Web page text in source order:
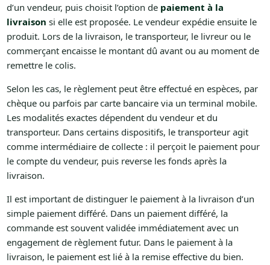
d’un vendeur, puis choisit l’option de paiement à la
livraison si elle est proposée. Le vendeur expédie ensuite le
produit. Lors de la livraison, le transporteur, le livreur ou le
commerçant encaisse le montant dû avant ou au moment de
remettre le colis.
Selon les cas, le règlement peut être effectué en espèces, par
chèque ou parfois par carte bancaire via un terminal mobile.
Les modalités exactes dépendent du vendeur et du
transporteur. Dans certains dispositifs, le transporteur agit
comme intermédiaire de collecte : il perçoit le paiement pour
le compte du vendeur, puis reverse les fonds après la
livraison.
Il est important de distinguer le paiement à la livraison d’un
simple paiement différé. Dans un paiement différé, la
commande est souvent validée immédiatement avec un
engagement de règlement futur. Dans le paiement à la
livraison, le paiement est lié à la remise effective du bien.